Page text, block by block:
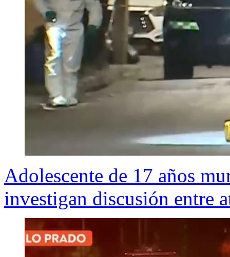
Adolescente de 17 años
investigan discusión entre